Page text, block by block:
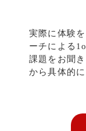
実際に体験
ーチによる
課題をお聞
から具体的